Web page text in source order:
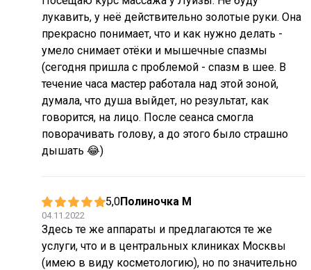
лукавить, у неё действительно золотые руки. Она
прекрасно понимает, что и как нужно делать -
умело снимает отёки и мышечные спазмы
(сегодня пришла с проблемой - спазм в шее. В
течение часа мастер работала над этой зоной,
думала, что душа выйдет, но результат, как
говорится, на лицо. После сеанса смогла
поворачивать голову, а до этого было страшно
дышать 😂)
5,0Полиночка М
04.11.2022
Здесь те же аппараты и предлагаются те же
услуги, что и в центральных клиниках Москвы
(имею в виду косметологию), но по значительно